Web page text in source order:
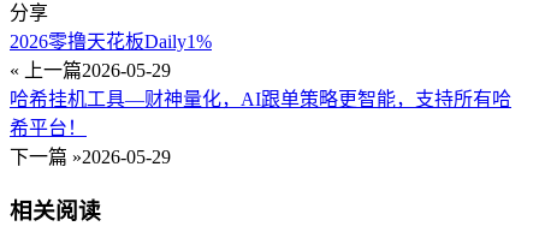
分享
2026零撸天花板Daily1%
« 上一篇2026-05-29
哈希挂机工具—财神量化，AI跟单策略更智能，支持所有哈
希平台！
下一篇 »2026-05-29
相关阅读